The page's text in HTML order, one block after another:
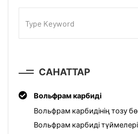
САНАТТАР
Вольфрам карбиді
Вольфрам карбидінің тозу
Вольфрам карбиді түймелері